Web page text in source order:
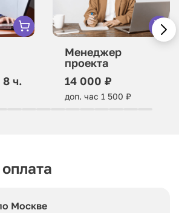
ч.
Менеджер
проекта
14 000 ₽
доп. час 1 500 ₽
Москве